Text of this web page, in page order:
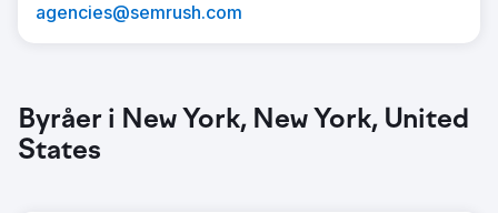
agencies@semrush.com
Byråer i New York, New York, United
States